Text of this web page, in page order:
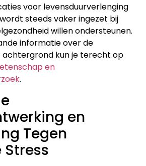
voor levensduurverlenging
steeds vaker ingezet bij
willen ondersteunen.
informatie over de
kun je terecht op
en
.
en
Tegen